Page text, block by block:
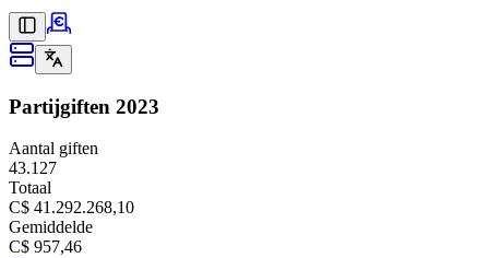
Partijgiften 2023
Aantal giften
43.127
Totaal
C$ 41.292.268,10
Gemiddelde
C$ 957,46